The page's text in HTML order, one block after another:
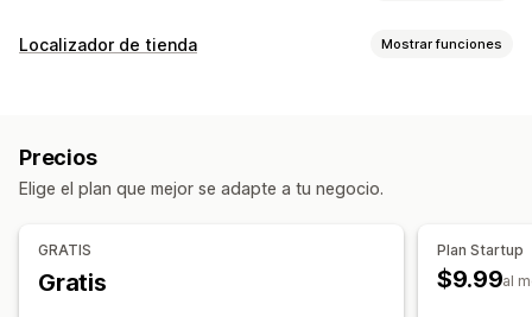
Comportamiento de los clientes
Marketing y ventas
Análisis de embudo
Mapas de calor
Panel de control de informes y estadísticas
Localizador de tienda Mostrar funciones
Instrucciones
Íconos personalizados
Imágenes
Campos personalizados
Importar y exportar
Adaptación a dispositivos móviles
Precios
Elige el plan que mejor se adapte a tu negocio.
GRATIS
Gratis
Plan Startup
$9.99al